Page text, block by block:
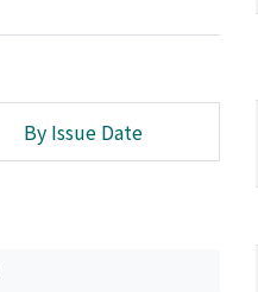
By Issue Date